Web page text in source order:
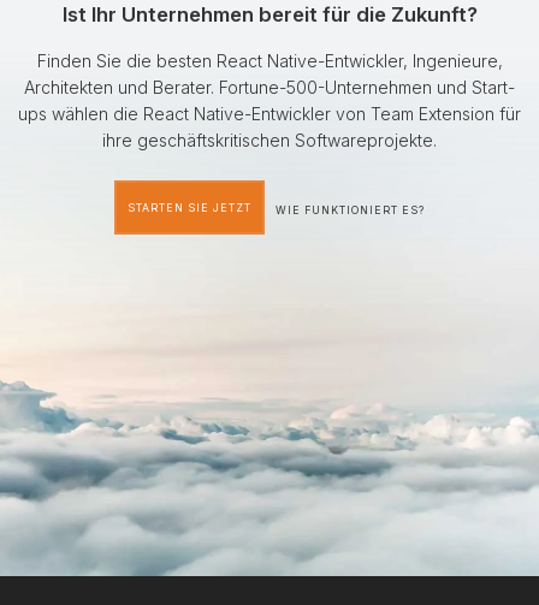
Ist Ihr Unternehmen bereit für die Zukunft?
Finden Sie die besten React Native-Entwickler, Ingenieure,
Architekten und Berater. Fortune-500-Unternehmen und Start-
ups wählen die React Native-Entwickler von Team Extension für
ihre geschäftskritischen Softwareprojekte.
STARTEN SIE JETZT WIE FUNKTIONIERT ES?